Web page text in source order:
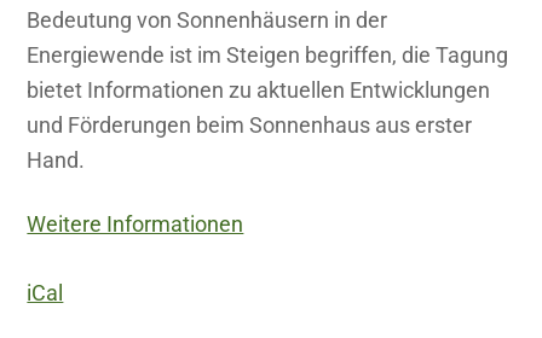
Bedeutung von Sonnenhäusern in der
Energiewende ist im Steigen begriffen, die Tagung
bietet Informationen zu aktuellen Entwicklungen
und Förderungen beim Sonnenhaus aus erster
Hand.
Weitere Informationen
iCal